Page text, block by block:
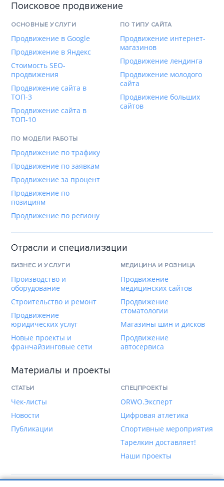
Поисковое продвижение
ОСНОВНЫЕ УСЛУГИ
Продвижение в Google
Продвижение в Яндекс
Стоимость SEO-
продвижения
Продвижение сайта в
ТОП-3
Продвижение сайта в
ТОП-10
ПО ТИПУ САЙТА
Продвижение интернет-
магазинов
Продвижение лендинга
Продвижение молодого
сайта
Продвижение больших
сайтов
ПО МОДЕЛИ РАБОТЫ
Продвижение по трафику
Продвижение по заявкам
Продвижение за процент
Продвижение по
позициям
Продвижение по региону
Отрасли и специализации
БИЗНЕС И УСЛУГИ
Производство и
оборудование
Строительство и ремонт
Продвижение
юридических услуг
Новые проекты и
франчайзинговые сети
МЕДИЦИНА И РОЗНИЦА
Продвижение
медицинских сайтов
Продвижение
стоматологии
Магазины шин и дисков
Продвижение
автосервиса
Материалы и проекты
СТАТЬИ
Чек-листы
Новости
Публикации
СПЕЦПРОЕКТЫ
ORWO.Эксперт
Цифровая атлетика
Спортивные мероприятия
Тарелкин доставляет!
Наши проекты